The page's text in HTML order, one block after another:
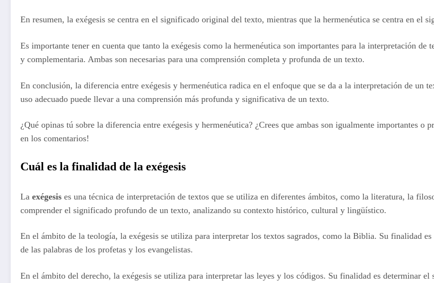
En resumen, la exégesis se centra en el significado original del texto, mientras que la hermenéutica se centra en el
Es importante tener en cuenta que tanto la exégesis como la hermenéutica son importantes para la interpretación de
y complementaria. Ambas son necesarias para una comprensión completa y profunda de un texto.
En conclusión, la diferencia entre exégesis y hermenéutica radica en el enfoque que se da a la interpretación de un
uso adecuado puede llevar a una comprensión más profunda y significativa de un texto.
¿Qué opinas tú sobre la diferencia entre exégesis y hermenéutica? ¿Crees que ambas son igualmente importantes o
en los comentarios!
Cuál es la finalidad de la exégesis
La exégesis es una técnica de interpretación de textos que se utiliza en diferentes ámbitos, como la literatura, la
comprender el significado profundo de un texto, analizando su contexto histórico, cultural y lingüístico.
En el ámbito de la teología, la exégesis se utiliza para interpretar los textos sagrados, como la Biblia. Su finalidad
de las palabras de los profetas y los evangelistas.
En el ámbito del derecho, la exégesis se utiliza para interpretar las leyes y los códigos. Su finalidad es determinar